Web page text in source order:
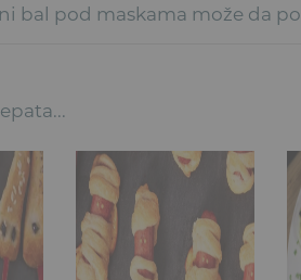
bal pod maskama može da